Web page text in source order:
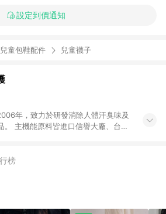
設定到價通知
兒童包鞋配件 兒童襪子
年，致力於研發消除人體汗臭味及
台灣
優質平價的舒適生活。
榜